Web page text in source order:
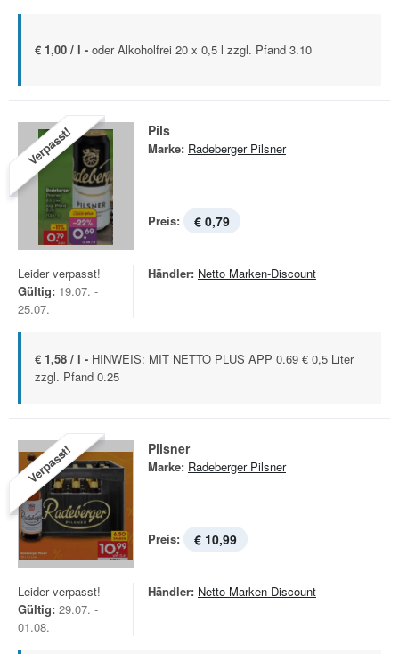
€ 1,00 / l - oder Alkoholfrei 20 x 0,5 l zzgl. Pfand 3.10
Verpasst! Pils
Marke: Radeberger Pilsner
Preis: € 0,79
Leider verpasst!
Gültig: 19.07. -
25.07.
Händler: Netto Marken-Discount
€ 1,58 / l - HINWEIS: MIT NETTO PLUS APP 0.69 € 0,5 Liter
zzgl. Pfand 0.25
Verpasst! Pilsner
Marke: Radeberger Pilsner
Preis: € 10,99
Leider verpasst!
Gültig: 29.07. -
01.08.
Händler: Netto Marken-Discount